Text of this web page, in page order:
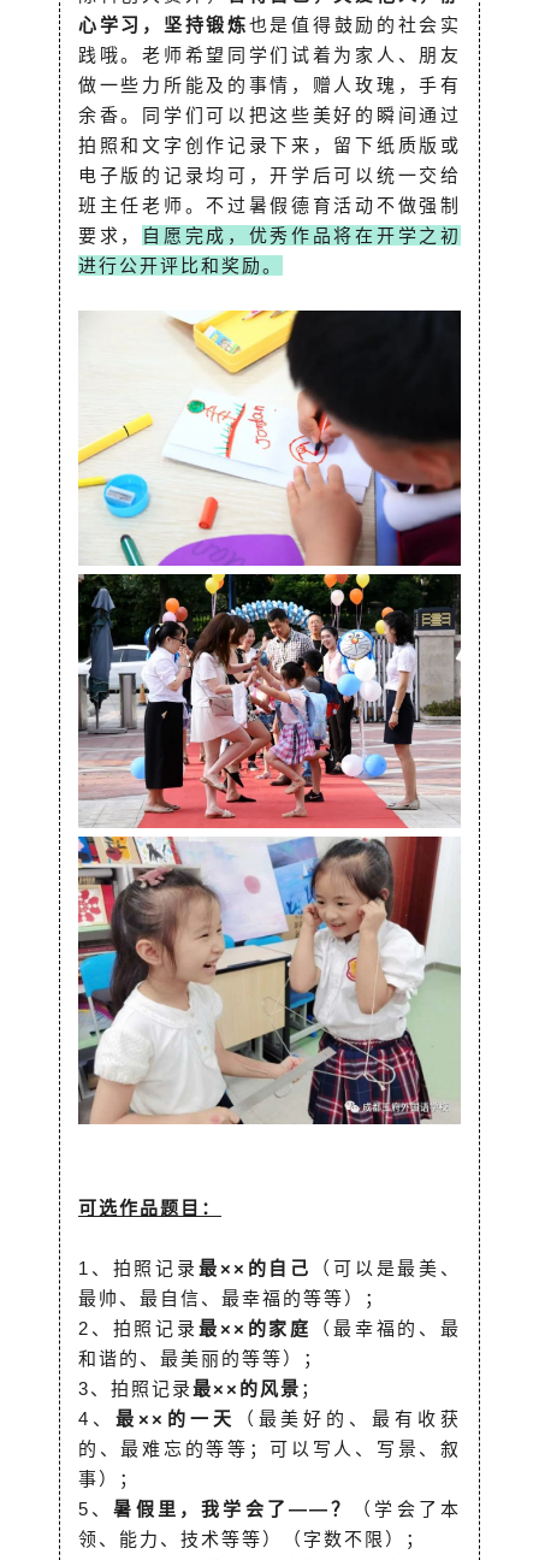
心学习，坚持锻炼也是值得鼓励的社会实
践哦。老师希望同学们试着为家人、朋友
做一些力所能及的事情，赠人玫瑰，手有
余香。同学们可以把这些美好的瞬间通过
拍照和文字创作记录下来，留下纸质版或
电子版的记录均可，开学后可以统一交给
班主任老师。不过暑假德育活动不做强制
要求，
自愿完成，优秀作品将在开学之初
进行公开评比和奖励。
可选作品题目：
1、拍照记录 最××的自己
（可以是最美、
最帅、最自信、最幸福的等等）；
2、拍照记录 最××的家庭
（最幸福的、最
和谐的、最美丽的等等）；
3、拍照记录最××的风景 ；
4、 最××的一天
（最美好的、最有收获
的、最难忘的等等；可以写人、写景、叙
事）；
5、暑假里，我学会了——？
（学会了本
领、能力、技术等等）（字数不限）；